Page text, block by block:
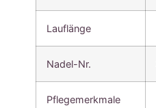
Lauflänge
Nadel-Nr.
Pflegemerkmale